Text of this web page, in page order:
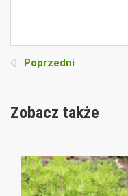
Poprzedni
Zobacz także